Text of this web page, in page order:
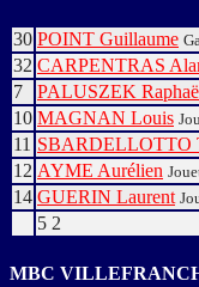
30 POINT Guillaume
32 CARPENTRAS
7 PALUSZEK
10 MAGNAN Louis
11 SBARDELLOTTO
12 AYME Aurélien
14 GUERIN Laurent
5 2
MBC